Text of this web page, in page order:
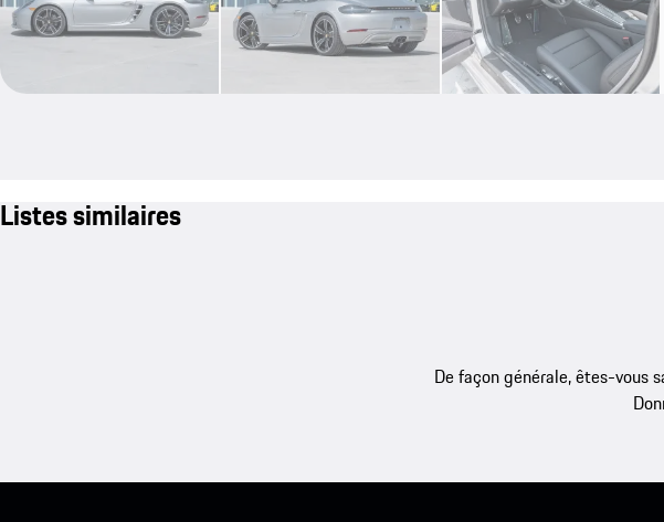
Listes similaires
De façon générale, êtes-vous